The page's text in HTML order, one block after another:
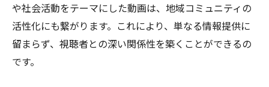
や社会活動をテーマにした動画は、地域コミュニティの
活性化にも繋がります。これにより、単なる情報提供に
留まらず、視聴者との深い関係性を築くことができるの
です。